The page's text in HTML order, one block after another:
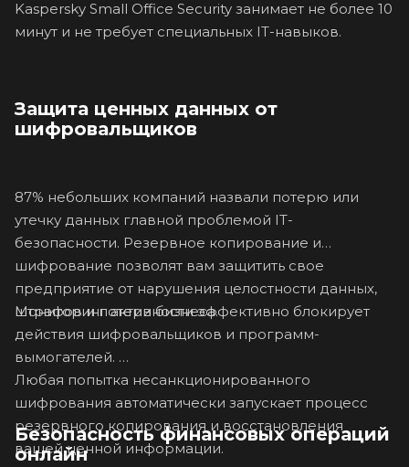
Kaspersky Small Office Security занимает не более 10
минут и не требует специальных IT-навыков.
Защита ценных данных от
шифровальщиков
87% небольших компаний назвали потерю или
утечку данных главной проблемой IT-
безопасности. Резервное копирование и
шифрование позволят вам защитить свое
предприятие от нарушения целостности данных,
штрафов и потери бизнеса.
Мониторинг активности эффективно блокирует
действия шифровальщиков и программ-
вымогателей.
Любая попытка несанкционированного
шифрования автоматически запускает процесс
резервного копирования и восстановления
вашей ценной информации.
Безопасность финансовых операций
онлайн